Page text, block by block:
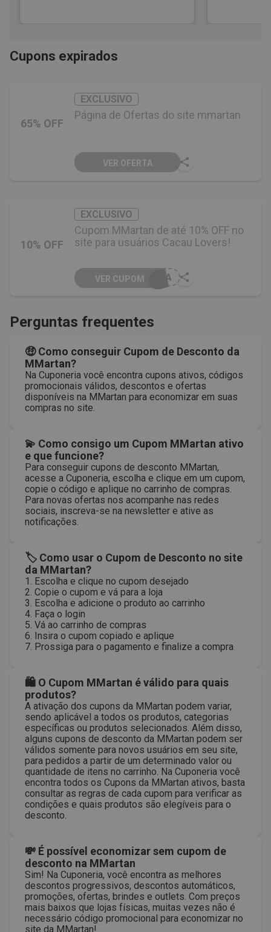
Cupons expirados
65% OFF
EXCLUSIVO
Página de Ofertas do site mmartan
VER OFERTA
10% OFF
EXCLUSIVO
Cupom MMartan de até 10% OFF no
site para usuários Cacau Lovers!
RIA
VER CUPOM
Perguntas frequentes
🤑 Como conseguir Cupom de Desconto da
MMartan?
Na Cuponeria você encontra cupons ativos, códigos
promocionais válidos, descontos e ofertas
disponíveis na MMartan para economizar em suas
compras no site.
💫 Como consigo um Cupom MMartan ativo
e que funcione?
Para conseguir cupons de desconto MMartan,
acesse a Cuponeria, escolha e clique em um cupom,
copie o código e aplique no carrinho de compras.
Para novas ofertas nos acompanhe nas redes
sociais, inscreva-se na newsletter e ative as
notificações.
🏷 Como usar o Cupom de Desconto no site
da MMartan?
1. Escolha e clique no cupom desejado
2. Copie o cupom e vá para a loja
3. Escolha e adicione o produto ao carrinho
4. Faça o login
5. Vá ao carrinho de compras
6. Insira o cupom copiado e aplique
7. Prossiga para o pagamento e finalize a compra
🛍 O Cupom MMartan é válido para quais
produtos?
A ativação dos cupons da MMartan podem variar,
sendo aplicável a todos os produtos, categorias
específicas ou produtos selecionados. Além disso,
alguns cupons de desconto da MMartan podem ser
válidos somente para novos usuários em seu site,
para pedidos a partir de um determinado valor ou
quantidade de itens no carrinho. Na Cuponeria você
encontra todos os Cupons da MMartan ativos, basta
consultar as regras de cada cupom para verificar as
condições e quais produtos são elegíveis para o
desconto.
💸 É possível economizar sem cupom de
desconto na MMartan
Sim! Na Cuponeria, você encontra as melhores
descontos progressivos, descontos automáticos,
promoções, ofertas, brindes e outlets. Com preços
mais baixos que lojas físicas, muitas vezes não é
necessário código promocional para economizar no
site da MMartan!